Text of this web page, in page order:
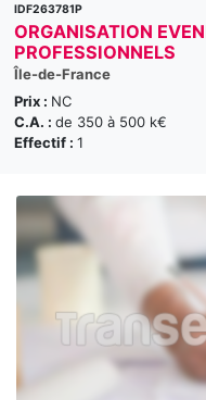
IDF263781P
ORGANISATION
PROFESSIONNELS
Île-de-France
Prix : NC
C.A. : de 350 à 500 k€
Effectif : 1